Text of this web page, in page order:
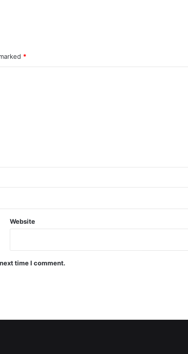
*
Website
time I comment.